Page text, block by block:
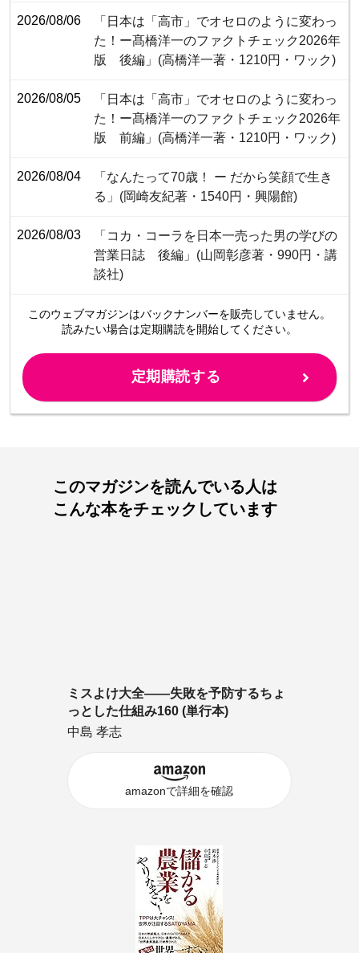
2026/08/06
「日本は「高市」でオセロのように変わっ
た！ー髙橋洋一のファクトチェック2026年
版 後編」(高橋洋一著・1210円・ワック)
2026/08/05
「日本は「高市」でオセロのように変わっ
た！ー髙橋洋一のファクトチェック2026年
版 前編」(高橋洋一著・1210円・ワック)
2026/08/04
「なんたって70歳！ ー だから笑顔で生き
る」(岡崎友紀著・1540円・興陽館)
2026/08/03
「コカ・コーラを日本一売った男の学びの
営業日誌 後編」(山岡彰彦著・990円・講
談社)
このウェブマガジンはバックナンバーを販売していません。
読みたい場合は定期購読を開始してください。
定期購読する
このマガジンを読んでいる人は
こんな本をチェックしています
ミスよけ大全――失敗を予防するちょ
っとした仕組み160 (単行本)
中島 孝志
amazonで詳細を確認